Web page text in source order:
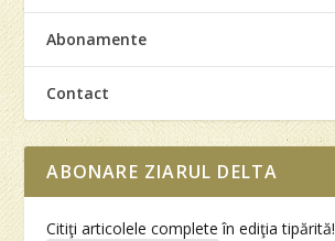
Abonamente
Contact
ABONARE ZIARUL DELTA
Citiţi articolele complete în ediţia tipărită!